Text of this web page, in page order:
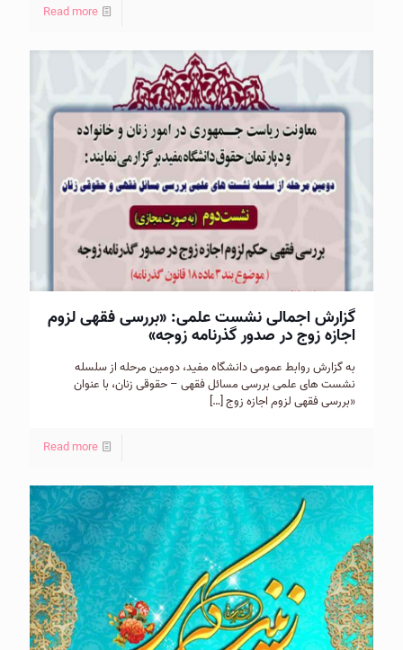
Read more
گزارش اجمالی نشست علمی: «بررسی فقهی لزوم
اجازه زوج در صدور گذرنامه زوجه»
به گزارش روابط عمومی دانشگاه مفيد، دومين مرحله از سلسله
نشست های علمی بررسی مسائل فقهی – حقوقی زنان، با عنوان
«بررسی فقهی لزوم اجازه زوج[…]
Read more